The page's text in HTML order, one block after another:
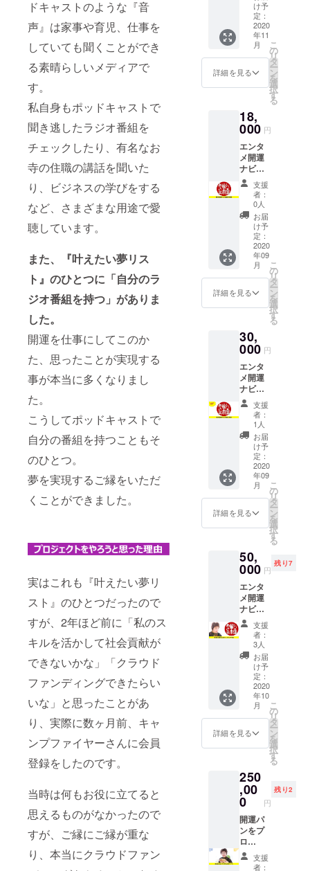
ドキャストのような『音
声』は家事や育児、仕事を
していても聞くことができ
る素晴らしいメディアで
す。
私自身もポッドキャストで
聞き逃したラジオ番組を
チェックしたり、有名なお
寺の住職の講話を聞いた
り、ビジネスの学びをする
など、さまざまな用途で愛
聴しています。
また、『叶えたい夢リス
ト』のひとつに「自分のラ
ジオ番組を持つ」がありま
した。
開運を仕事にしてこのか
た、思ったことが実現する
事が本当に多くなりまし
た。
こうしてポッドキャストで
自分の番組を持つこともそ
のひとつ。
夢を実現するご縁をいただ
くことができました。
実はこれも『叶えたい夢リ
スト』のひとつだったので
すが、2年ほど前に「私のス
キルを活かして社会貢献が
できないかな」「クラウド
ファンディングできたらい
いな」と思ったことがあ
り、実際に数ヶ月前、キャ
ンプファイヤーさんに会員
登録をしたのです。
当時は何もお役に立てると
思えるものがなかったので
すが、ご縁にご縁が重な
り、本当にクラウドファン
みのお
値段で
す。 ※
購入者
に風水
鑑定も
提供し
※効果に
差があ
ります
んとの
コラ
ボ！オ
シャレ
なイン
テリア
です。
m/store
/ ●アレ
ンジメ
ントサ
イズ：
縦約
20cm /
横約
15cm
※送料込
みのお
値段で
す。 ※
購入者
に風水
鑑定も
提供し
※効果に
差があ
ります
ジメン
ト（水
色）で
す。 ア
レンジ
メン
ト・ア
ロマオ
イル付
中目黒
にある
オシャ
レなバ
ルーン
ショッ
プ・
Rouvle
Balloon
Storeさ
んとの
コラ
ボ！オ
シャレ
なイン
テリア
です。
m/store
/ ●アレ
ンジメ
ントサ
イズ：
縦約
20cm /
横約
15cm
※送料込
みのお
値段で
す。 ※
購入者
に風水
鑑定も
提供し
※効果に
差があ
ります
け予
定：
2020
年11
月
詳細を見る
こ
の
リ
タ
ー
ン
を
選
択
す
る
18,
000 円
エンタ
メ開運
ナビ
ゲー
ターの
楠木あ
さ美が
運営す
るオン
ライン
サロ
ン・楠
木開運
クラブ
の会員
になれ
です。
半年間
の会員
権で
す。 楠
木あさ
美の提
供する
様々な
サービ
スを受
けるこ
とがで
きま
す。
支援
者：
0人
お届
け予
定：
2020
年09
月
詳細を見る
こ
の
リ
タ
ー
ン
を
選
択
す
る
30,
000 円
エンタ
メ開運
ナビ
ゲー
ターの
楠木あ
さ美が
運営す
るオン
ライン
サロ
ン・楠
木開運
クラブ
の会員
になれ
です。
1年間の
会員権
です。
半年会
員を2回
続ける
より
6,000円
お得に
なりま
す。 楠
木あさ
美の提
供する
様々な
サービ
きま
す。
支援
者：
1人
お届
け予
定：
2020
年09
月
詳細を見る
こ
の
リ
タ
ー
ン
を
選
択
す
る
50,
000 円
残り7
エンタ
メ開運
ナビ
ゲー
ターの
楠木あ
さ美が
あなた
の会社
の占い
コンテ
ンツを
作成し
ます。
「社内
新聞」
コー
ナーを
掲載し
たり、
ホーム
ページ
に占い
コー
ナーを
支援
者：
3人
お届
け予
定：
2020
年10
月
詳細を見る
こ
の
リ
タ
ー
ン
を
選
択
す
る
250
,00
0 円
残り2
開運パ
ンをプ
ロ
デュー
スした
支援
者：